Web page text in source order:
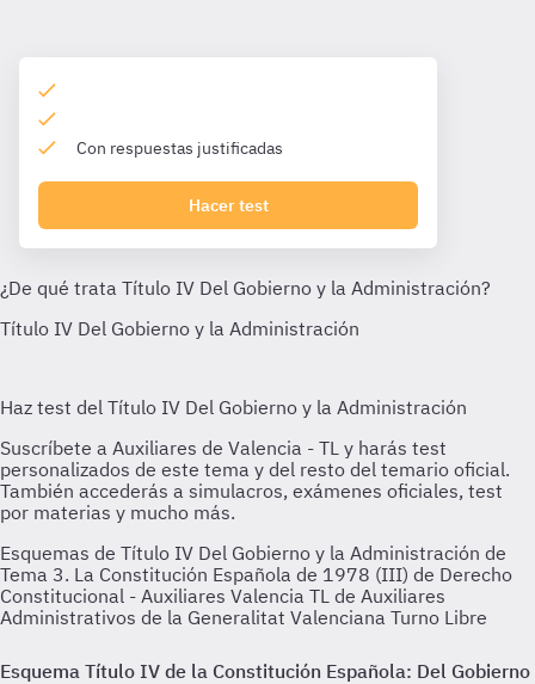
Con respuestas justificadas
Hacer test
Esquemas de Título IV Del Gobierno y la Administración de
Tema 3. La Constitución Española de 1978 (III) de Derecho
Constitucional - Auxiliares Valencia TL de Auxiliares
Administrativos de la Generalitat Valenciana Turno Libre
Esquema Título IV de la Constitución Española: Del Gobierno